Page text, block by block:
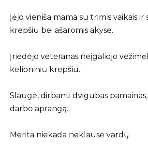
Įėjo vieniša mama su trimis vaikais ir
krepšiu bei ašaromis akyse.
Įriedėjo veteranas neįgaliojo
kelioniniu krepšiu.
Slaugė, dirbanti dvigubas
darbo aprangą.
Merita niekada neklausė vardų.